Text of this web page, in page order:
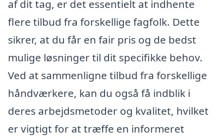
af dit tag, er det essentielt at indhente
flere tilbud fra forskellige fagfolk. Dette
sikrer, at du får en fair pris og de bedst
mulige løsninger til dit specifikke behov.
Ved at sammenligne tilbud fra forskellige
håndværkere, kan du også få indblik i
deres arbejdsmetoder og kvalitet, hvilket
er vigtigt for at træffe en informeret